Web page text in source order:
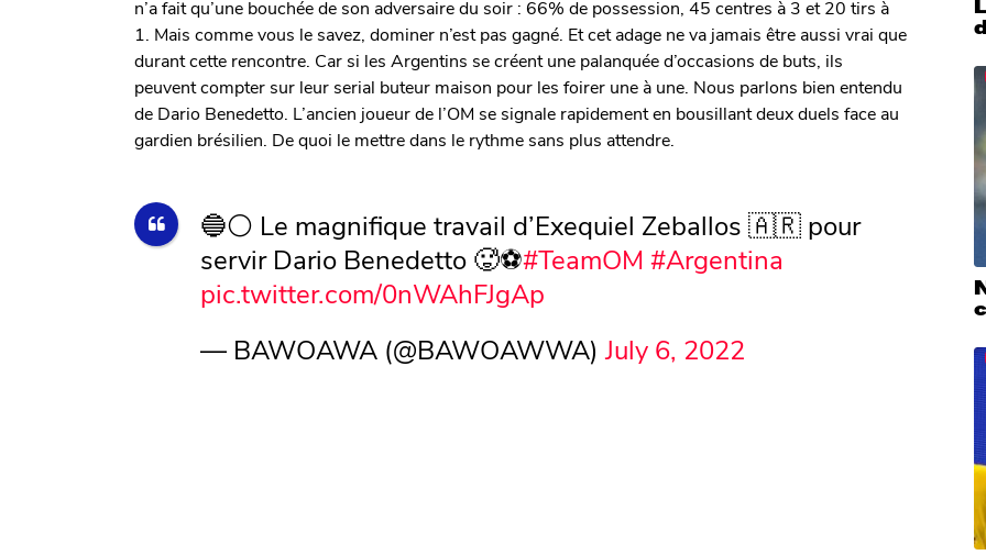
n’a fait qu’une bouchée de son adversaire du soir : 66% de possession, 45 centres à 3 et 20 tirs à
1. Mais comme vous le savez, dominer n’est pas gagné. Et cet adage ne va jamais être aussi vrai que
durant cette rencontre. Car si les Argentins se créent une palanquée d’occasions de buts, ils
peuvent compter sur leur serial buteur maison pour les foirer une à une. Nous parlons bien entendu
de Dario Benedetto. L’ancien joueur de l’OM se signale rapidement en bousillant deux duels face au
gardien brésilien. De quoi le mettre dans le rythme sans plus attendre.
🔵⚪️ Le magnifique travail d’Exequiel Zeballos 🇦🇷 pour
servir Dario Benedetto 🥵⚽️#TeamOM #Argentina
pic.twitter.com/0nWAhFJgAp
— BAWOAWA (@BAWOAWWA)July 6, 2022